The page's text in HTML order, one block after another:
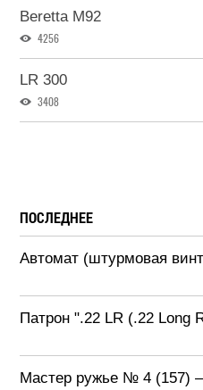
Beretta M92
4256
LR 300
3408
ПОСЛЕДНЕЕ
Автомат (штурмовая
Патрон ".22 LR (.22 Long
Мастер ружье № 4 (157)